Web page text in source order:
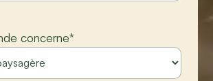
concerne*